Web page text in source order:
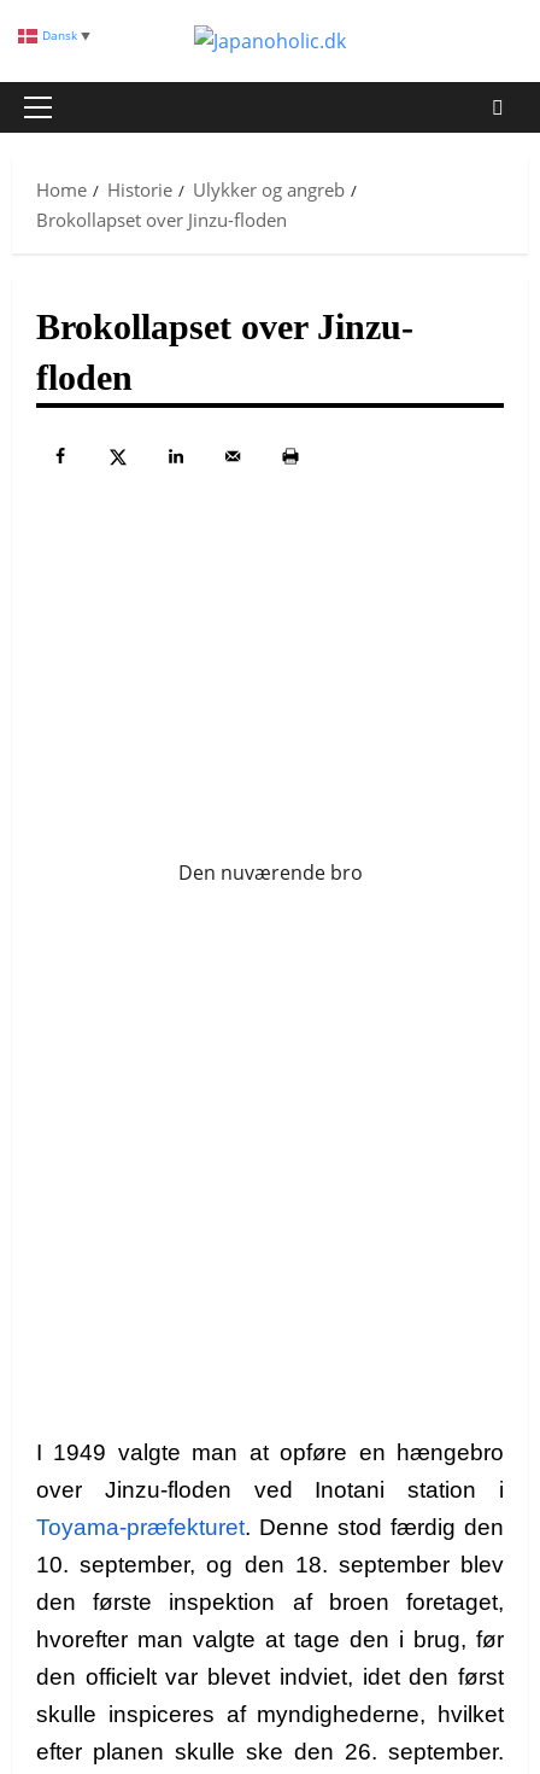
content
Primary
Home
Historie
Ulykker og angreb
Brokollapset over Jinzu-floden
Brokollapset over Jinzu-
floden
Den nuværende bro
I 1949 valgte man at opføre en hængebro
over Jinzu-floden ved Inotani station i
Toyama-præfekturet. Denne stod færdig den
10. september, og den 18. september blev
den første inspektion af broen foretaget,
hvorefter man valgte at tage den i brug, før
den officielt var blevet indviet, idet den først
skulle inspiceres af myndighederne, hvilket
efter planen skulle ske den 26. september.
Dansk ▼